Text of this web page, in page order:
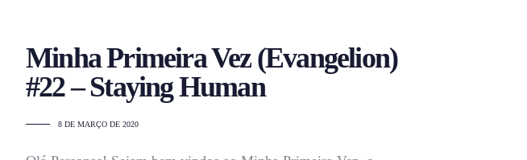
Minha Primeira Vez (Evangelion)
#22 – Staying Human
8 DE MARÇO DE 2020